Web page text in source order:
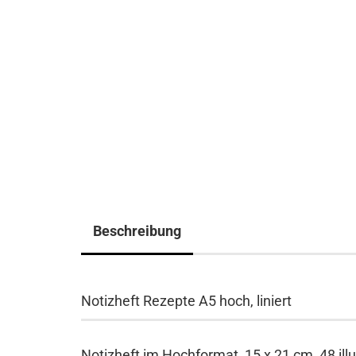
Beschreibung
Notizheft Rezepte A5 hoch, liniert